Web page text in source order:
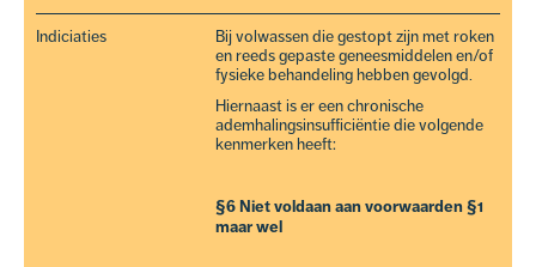
Indiciaties
Bij volwassen die gestopt zijn met roken
en reeds gepaste geneesmiddelen en/of
fysieke behandeling hebben gevolgd.
Hiernaast is er een chronische
ademhalingsinsufficiëntie die volgende
kenmerken heeft:
§6 Niet voldaan aan voorwaarden §1
maar wel